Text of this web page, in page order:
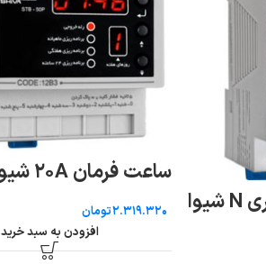
ساعت فرمان ۲۰A سری N شیوا
ساعت فرمان ۲۰A شیوا امواج
تومان
افزودن به سبد خرید